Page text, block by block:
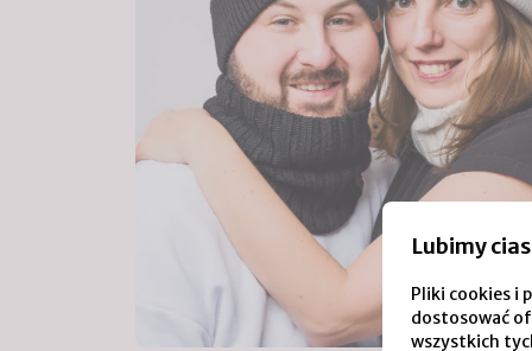
Lubimy
Pliki cookies i
dostosować
wszystkich